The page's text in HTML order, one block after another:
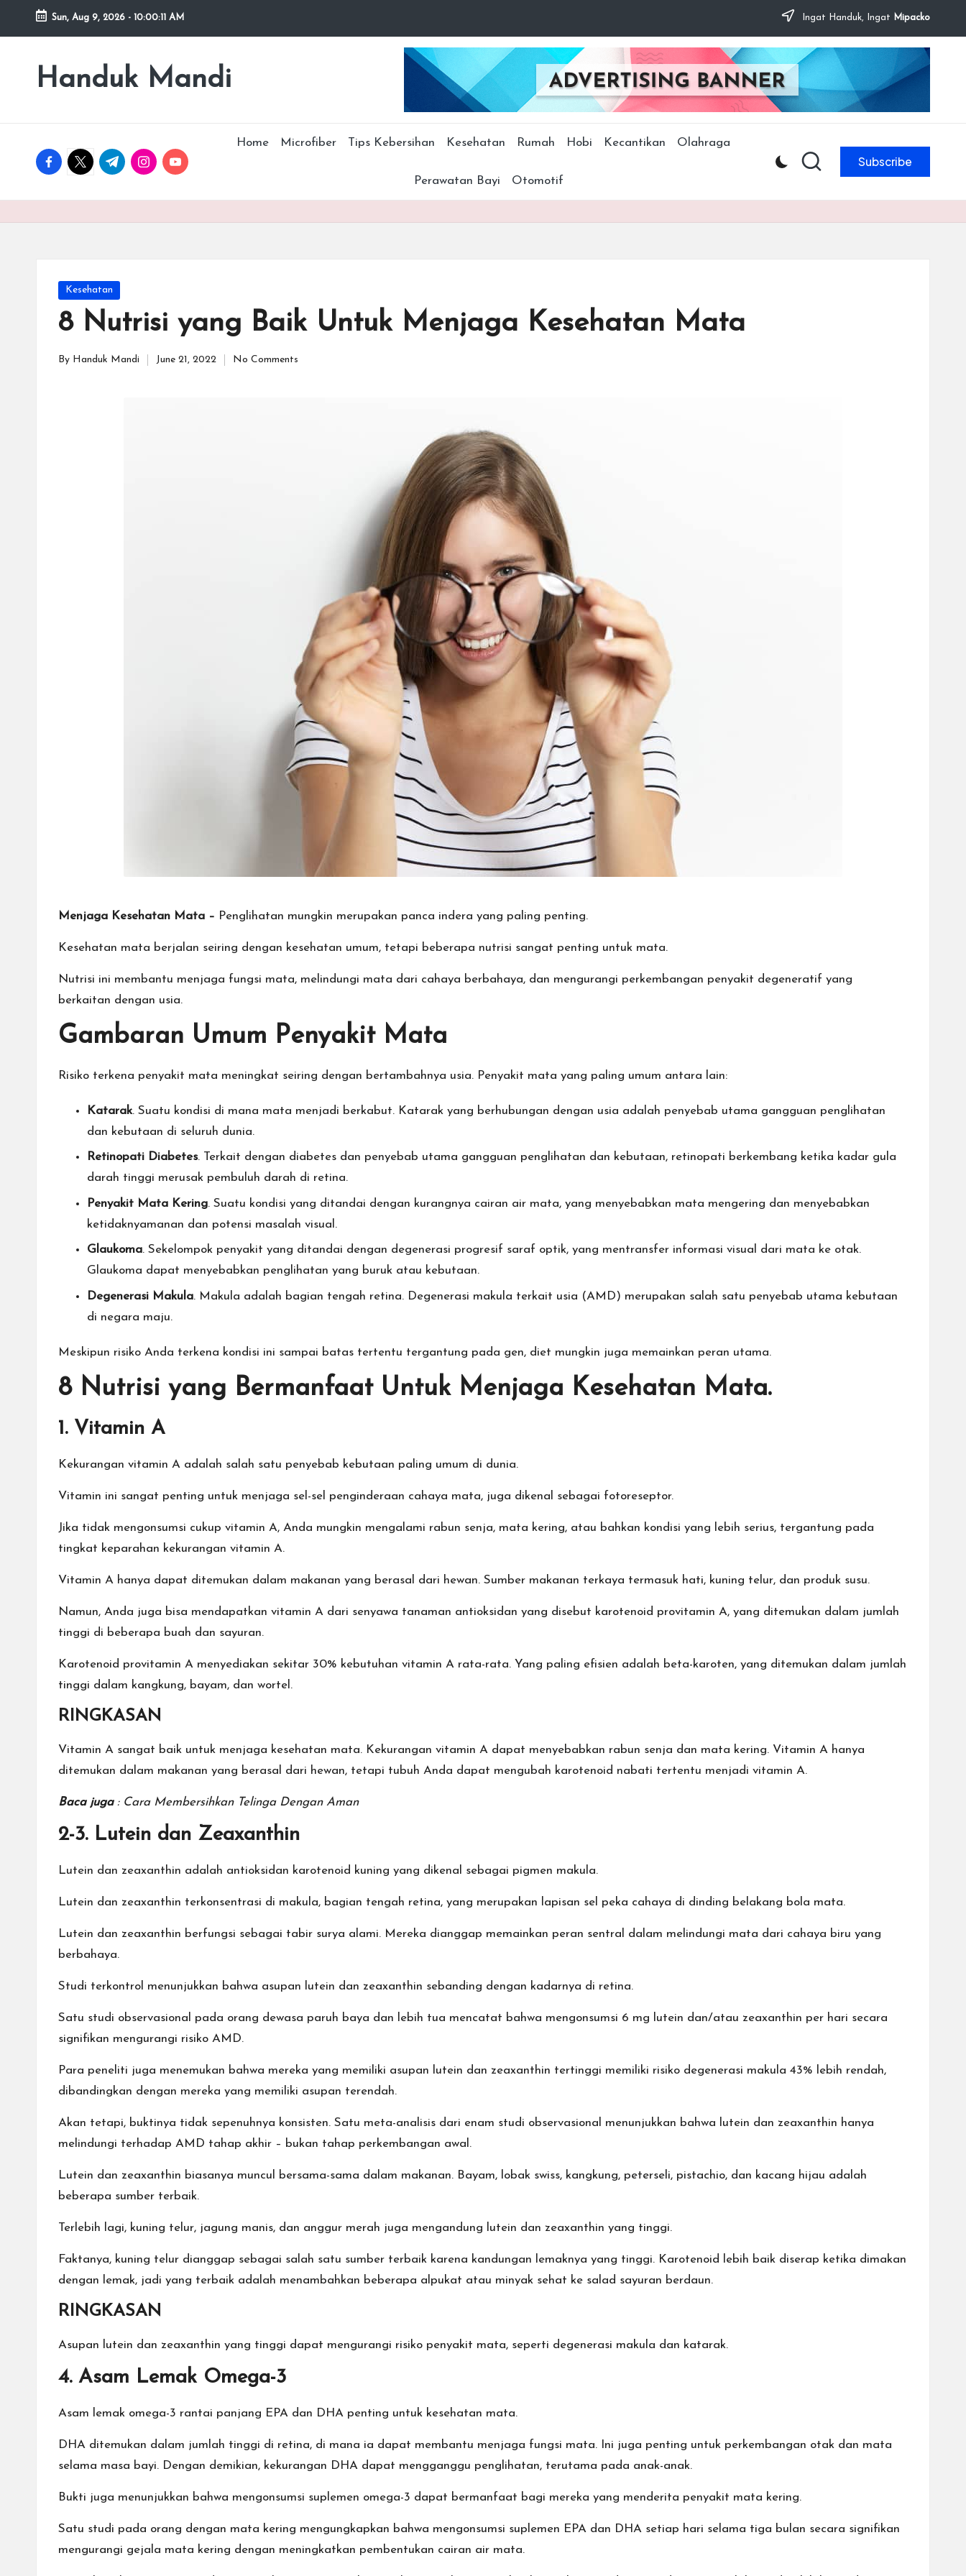
Skip
Sun, Aug 9, 2026 - 10:00:12 AM Ingat Handuk, Ingat Mipacko
Handuk Mandi
Handuk
facebook.com
twitter.com
t.me instagram.com
youtube.com
Home Microfiber Tips Kebersihan Kesehatan Rumah Hobi Kecantikan Olahraga
Perawatan Bayi Otomotif
Subscribe
Posted
Kesehatan
8 Nutrisi yang Baik Untuk Menjaga Kesehatan Mata
Posted
By Handuk Mandi June 21, 2022 No Comments
Menjaga Kesehatan Mata – Penglihatan mungkin merupakan panca indera yang paling penting.
Kesehatan mata berjalan seiring dengan kesehatan umum, tetapi beberapa nutrisi sangat penting untuk mata.
Nutrisi ini membantu menjaga fungsi mata, melindungi mata dari cahaya berbahaya, dan mengurangi perkembangan penyakit degeneratif yang
berkaitan dengan usia.
Gambaran Umum Penyakit Mata
Risiko terkena penyakit mata meningkat seiring dengan bertambahnya usia. Penyakit mata yang paling umum antara lain:
Katarak. Suatu kondisi di mana mata menjadi berkabut. Katarak yang berhubungan dengan usia adalah penyebab utama gangguan penglihatan
dan kebutaan di seluruh dunia.
Retinopati Diabetes. Terkait dengan diabetes dan penyebab utama gangguan penglihatan dan kebutaan, retinopati berkembang ketika kadar gula
darah tinggi merusak pembuluh darah di retina.
Penyakit Mata Kering. Suatu kondisi yang ditandai dengan kurangnya cairan air mata, yang menyebabkan mata mengering dan menyebabkan
ketidaknyamanan dan potensi masalah visual.
Glaukoma. Sekelompok penyakit yang ditandai dengan degenerasi progresif saraf optik, yang mentransfer informasi visual dari mata ke otak.
Glaukoma dapat menyebabkan penglihatan yang buruk atau kebutaan.
Degenerasi Makula. Makula adalah bagian tengah retina. Degenerasi makula terkait usia (AMD) merupakan salah satu penyebab utama kebutaan
di negara maju.
Meskipun risiko Anda terkena kondisi ini sampai batas tertentu tergantung pada gen, diet mungkin juga memainkan peran utama.
8 Nutrisi yang Bermanfaat Untuk Menjaga Kesehatan Mata.
1. Vitamin A
Kekurangan vitamin A adalah salah satu penyebab kebutaan paling umum di dunia.
Vitamin ini sangat penting untuk menjaga sel-sel penginderaan cahaya mata, juga dikenal sebagai fotoreseptor.
Jika tidak mengonsumsi cukup vitamin A, Anda mungkin mengalami rabun senja, mata kering, atau bahkan kondisi yang lebih serius, tergantung pada
tingkat keparahan kekurangan vitamin A.
Vitamin A hanya dapat ditemukan dalam makanan yang berasal dari hewan. Sumber makanan terkaya termasuk hati, kuning telur, dan produk susu.
Namun, Anda juga bisa mendapatkan vitamin A dari senyawa tanaman antioksidan yang disebut karotenoid provitamin A, yang ditemukan dalam jumlah
tinggi di beberapa buah dan sayuran.
Karotenoid provitamin A menyediakan sekitar 30% kebutuhan vitamin A rata-rata. Yang paling efisien adalah beta-karoten, yang ditemukan dalam jumlah
tinggi dalam kangkung, bayam, dan wortel.
RINGKASAN
Vitamin A sangat baik untuk menjaga kesehatan mata. Kekurangan vitamin A dapat menyebabkan rabun senja dan mata kering. Vitamin A hanya
ditemukan dalam makanan yang berasal dari hewan, tetapi tubuh Anda dapat mengubah karotenoid nabati tertentu menjadi vitamin A.
Baca juga: Cara Membersihkan Telinga Dengan Aman
2-3. Lutein dan Zeaxanthin
Lutein dan zeaxanthin adalah antioksidan karotenoid kuning yang dikenal sebagai pigmen makula.
Lutein dan zeaxanthin terkonsentrasi di makula, bagian tengah retina, yang merupakan lapisan sel peka cahaya di dinding belakang bola mata.
Lutein dan zeaxanthin berfungsi sebagai tabir surya alami. Mereka dianggap memainkan peran sentral dalam melindungi mata dari cahaya biru yang
berbahaya.
Studi terkontrol menunjukkan bahwa asupan lutein dan zeaxanthin sebanding dengan kadarnya di retina.
Satu studi observasional pada orang dewasa paruh baya dan lebih tua mencatat bahwa mengonsumsi 6 mg lutein dan/atau zeaxanthin per hari secara
signifikan mengurangi risiko AMD.
Para peneliti juga menemukan bahwa mereka yang memiliki asupan lutein dan zeaxanthin tertinggi memiliki risiko degenerasi makula 43% lebih rendah,
dibandingkan dengan mereka yang memiliki asupan terendah.
Akan tetapi, buktinya tidak sepenuhnya konsisten. Satu meta-analisis dari enam studi observasional menunjukkan bahwa lutein dan zeaxanthin hanya
melindungi terhadap AMD tahap akhir – bukan tahap perkembangan awal.
Lutein dan zeaxanthin biasanya muncul bersama-sama dalam makanan. Bayam, lobak swiss, kangkung, peterseli, pistachio, dan kacang hijau adalah
beberapa sumber terbaik.
Terlebih lagi, kuning telur, jagung manis, dan anggur merah juga mengandung lutein dan zeaxanthin yang tinggi.
Faktanya, kuning telur dianggap sebagai salah satu sumber terbaik karena kandungan lemaknya yang tinggi. Karotenoid lebih baik diserap ketika dimakan
dengan lemak, jadi yang terbaik adalah menambahkan beberapa alpukat atau minyak sehat ke salad sayuran berdaun.
RINGKASAN
Asupan lutein dan zeaxanthin yang tinggi dapat mengurangi risiko penyakit mata, seperti degenerasi makula dan katarak.
4. Asam Lemak Omega-3
Asam lemak omega-3 rantai panjang EPA dan DHA penting untuk kesehatan mata.
DHA ditemukan dalam jumlah tinggi di retina, di mana ia dapat membantu menjaga fungsi mata. Ini juga penting untuk perkembangan otak dan mata
selama masa bayi. Dengan demikian, kekurangan DHA dapat mengganggu penglihatan, terutama pada anak-anak.
Bukti juga menunjukkan bahwa mengonsumsi suplemen omega-3 dapat bermanfaat bagi mereka yang menderita penyakit mata kering.
Satu studi pada orang dengan mata kering mengungkapkan bahwa mengonsumsi suplemen EPA dan DHA setiap hari selama tiga bulan secara signifikan
mengurangi gejala mata kering dengan meningkatkan pembentukan cairan air mata.